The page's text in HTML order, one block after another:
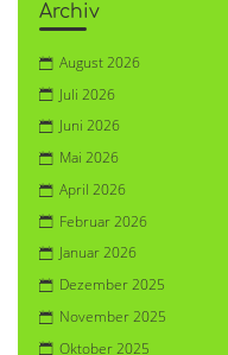
Archiv
August 2026
Juli 2026
Juni 2026
Mai 2026
April 2026
Februar 2026
Januar 2026
Dezember 2025
November 2025
Oktober 2025